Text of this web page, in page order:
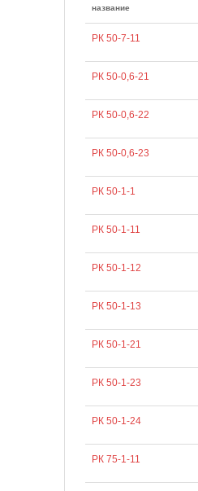
название
РК 50-7-11
РК 50-0,6-21
РК 50-0,6-22
РК 50-0,6-23
РК 50-1-1
РК 50-1-11
РК 50-1-12
РК 50-1-13
РК 50-1-21
РК 50-1-23
РК 50-1-24
РК 75-1-11